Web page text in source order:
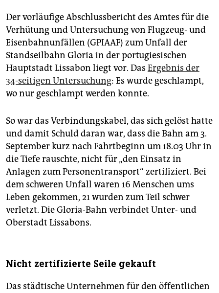
genossenschaft
epaper login
Der vorläufige Abschlussbericht des Amtes für die
Verhütung und Untersuchung von Flugzeug- und
Eisenbahnunfällen (GPIAAF) zum Unfall der
Standseilbahn Gloria in der portugiesischen
Hauptstadt Lissabon liegt vor. Das Ergebnis der
34-seitigen Untersuchung: Es wurde geschlampt,
wo nur geschlampt werden konnte.
So war das Verbindungskabel, das sich gelöst hatte
und damit Schuld daran war, dass die Bahn am 3.
September kurz nach Fahrtbeginn um 18.03 Uhr in
die Tiefe rauschte, nicht für „den Einsatz in
Anlagen zum Personentransport“ zertifiziert. Bei
dem schweren Unfall waren 16 Menschen ums
Leben gekommen, 21 wurden zum Teil schwer
verletzt. Die Gloria-Bahn verbindet Unter- und
Oberstadt Lissabons.
Nicht zertifizierte Seile gekauft
Das städtische Unternehmen für den öffentlichen